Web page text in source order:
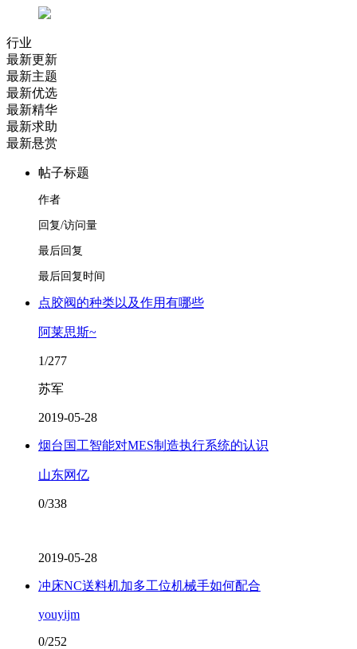
行业
最新更新
最新主题
最新优选
最新精华
最新求助
最新悬赏
帖子标题
作者
回复/访问量
最后回复
最后回复时间
点胶阀的种类以及作用有哪些
阿莱思斯~
1/277
苏军
2019-05-28
烟台国工智能对MES制造执行系统的认识
山东网亿
0/338
2019-05-28
冲床NC送料机加多工位机械手如何配合
youyijm
0/252